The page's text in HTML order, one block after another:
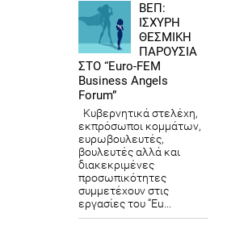
ΒΕΠ:
ΙΣΧΥΡΗ
ΘΕΣΜΙΚΗ
ΠΑΡΟΥΣΙΑ
ΣΤΟ “Euro-FEM
Business Angels
Forum”
Κυβερνητικά στελέχη,
εκπρόσωποι κομμάτων,
ευρωβουλευτές,
βουλευτές αλλά και
διακεκριμένες
προσωπικότητες
συμμετέχουν στις
εργασίες του “Eu...